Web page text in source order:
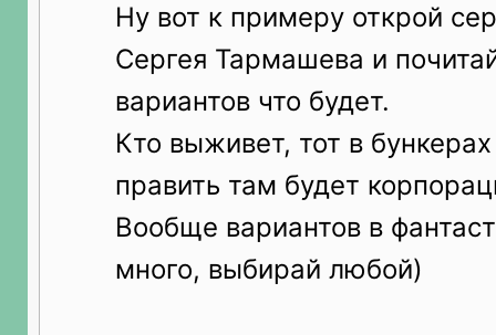
Ну вот к примеру открой
Сергея Тармашева и
вариантов что будет.
Кто выживет, тот в
править там будет
Вообще вариантов в
много, выбирай любой)